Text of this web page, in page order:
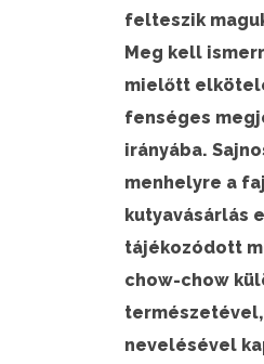
felteszik
Meg kell
mielőtt
fenséges
irányába.
menhelyre a
kutyavásárlás
tájékozódott
chow-chow
nevelésével